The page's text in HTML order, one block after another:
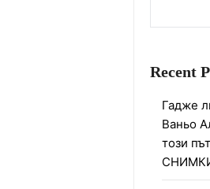
Recent
Гадже
Ваньо
този